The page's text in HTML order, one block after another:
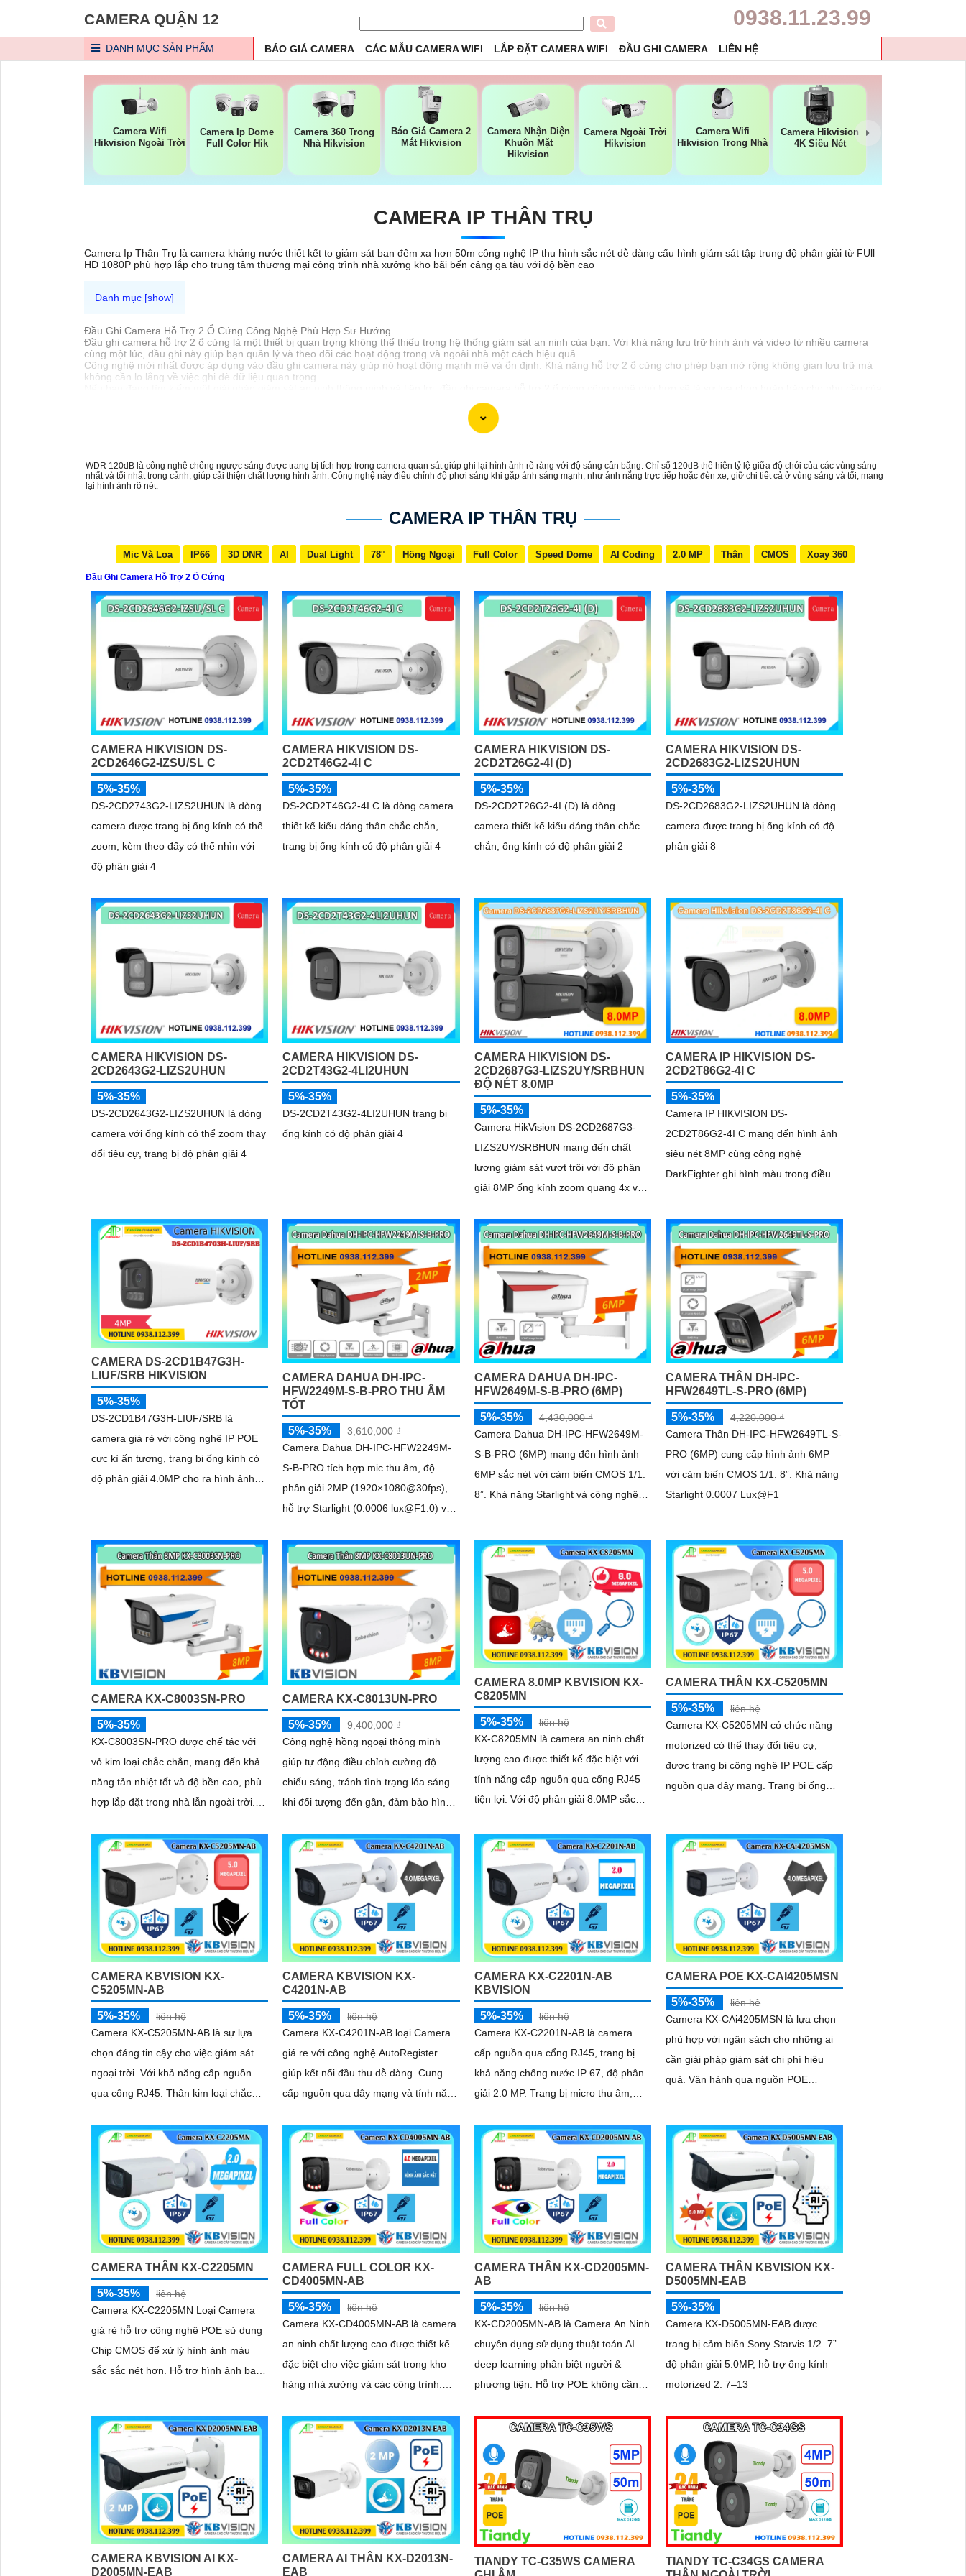
CAMERA QUẬN 12 0938.11.23.99
DANH MỤC SẢN PHẨM BÁO GIÁ CAMERA CÁC MẪU CAMERA WIFI LẮP ĐẶT CAMERA WIFI ĐẦU GHI CAMERA LIÊN HỆ
Camera Wifi
Hikvision Ngoài Trời
Camera Ip Dome
Full Color Hik
Camera 360 Trong
Nhà Hikvision
Báo Giá Camera 2
Mắt Hikvision
Camera Nhận Diện
Khuôn Mặt
Hikvision
Camera Ngoài Trời
Hikvision
Camera Wifi
Hikvision Trong Nhà
Camera Hikvision
4K Siêu Nét
CAMERA IP THÂN TRỤ
Camera Ip Thân Trụ là camera kháng nước thiết kết to giám sát ban đêm xa hơn 50m công nghệ IP thu hình sắc nét dễ dàng cấu hình giám sát tập trung độ phân giải từ FUll
HD 1080P phù hợp lắp cho trung tâm thương mại công trình nhà xưởng kho bãi bến cảng ga tàu với độ bền cao
Đầu Ghi Camera Hỗ Trợ 2 Ổ Cứng Công Nghệ Phù Hợp Sư Hướng
Đầu ghi camera hỗ trợ 2 ổ cứng là một thiết bị quan trọng không thể thiếu trong hệ thống giám sát an ninh của bạn. Với khả năng lưu trữ hình ảnh và video từ nhiều camera
cùng một lúc, đầu ghi này giúp bạn quản lý và theo dõi các hoạt động trong và ngoài nhà một cách hiệu quả.
Công nghệ mới nhất được áp dụng vào đầu ghi camera này giúp nó hoạt động mạnh mẽ và ổn định. Khả năng hỗ trợ 2 ổ cứng cho phép bạn mở rộng không gian lưu trữ mà
không cần lo lắng về việc ghi đè dữ liệu quan trọng.
WDR 120dB là công nghệ chống ngược sáng được trang bị tích hợp trong camera quan sát giúp ghi lại hình ảnh rõ ràng với độ sáng cân bằng. Chỉ số 120dB thể hiện tỷ lệ giữa độ chói của các vùng sáng
nhất và tối nhất trong cảnh, giúp cải thiện chất lượng hình ảnh. Công nghệ này điều chỉnh độ phơi sáng khi gặp ánh sáng mạnh, như ánh nắng trực tiếp hoặc đèn xe, giữ chi tiết cả ở vùng sáng và tối, mang
lại hình ảnh rõ nét.
CAMERA IP THÂN TRỤ
Mic Và Loa IP66 3D DNR AI Dual Light 78° Hồng Ngoại Full Color Speed Dome AI Coding 2.0 MP Thân CMOS Xoay 360
Đầu Ghi Camera Hỗ Trợ 2 Ổ Cứng
CAMERA HIKVISION DS-
2CD2646G2-IZSU/SL C
5%-35%
DS-2CD2743G2-LIZS2UHUN là dòng
camera được trang bị ống kính có thể
zoom, kèm theo đấy có thể nhìn với
độ phân giải 4
CAMERA HIKVISION DS-
2CD2T46G2-4I C
5%-35%
DS-2CD2T46G2-4I C là dòng camera
thiết kế kiểu dáng thân chắc chắn,
trang bị ống kính có độ phân giải 4
CAMERA HIKVISION DS-
2CD2T26G2-4I (D)
5%-35%
DS-2CD2T26G2-4I (D) là dòng
camera thiết kế kiểu dáng thân chắc
chắn, ống kính có độ phân giải 2
CAMERA HIKVISION DS-
2CD2683G2-LIZS2UHUN
5%-35%
DS-2CD2683G2-LIZS2UHUN là dòng
camera được trang bị ống kính có độ
phân giải 8
CAMERA HIKVISION DS-
2CD2643G2-LIZS2UHUN
5%-35%
DS-2CD2643G2-LIZS2UHUN là dòng
camera với ống kính có thể zoom thay
đổi tiêu cự, trang bị độ phân giải 4
CAMERA HIKVISION DS-
2CD2T43G2-4LI2UHUN
5%-35%
DS-2CD2T43G2-4LI2UHUN trang bị
ống kính có độ phân giải 4
CAMERA HIKVISION DS-
2CD2687G3-LIZS2UY/SRBHUN
ĐỘ NÉT 8.0MP
5%-35%
Camera HikVision DS-2CD2687G3-
LIZS2UY/SRBHUN mang đến chất
lượng giám sát vượt trội với độ phân
giải 8MP ống kính zoom quang 4x và
CAMERA IP HIKVISION DS-
2CD2T86G2-4I C
5%-35%
Camera IP HIKVISION DS-
2CD2T86G2-4I C mang đến hình ảnh
siêu nét 8MP cùng công nghệ
DarkFighter ghi hình màu trong điều
CAMERA DS-2CD1B47G3H-
LIUF/SRB HIKVISION
5%-35%
DS-2CD1B47G3H-LIUF/SRB là
camera giá rẻ với công nghệ IP POE
cực kì ấn tượng, trang bị ống kính có
độ phân giải 4.0MP cho ra hình ảnh
CAMERA DAHUA DH-IPC-
HFW2249M-S-B-PRO THU ÂM
TỐT
5%-35%
3,610,000 ₫
Camera Dahua DH-IPC-HFW2249M-
S-B-PRO tích hợp mic thu âm, độ
phân giải 2MP (1920×1080@30fps),
hỗ trợ Starlight (0.0006 lux@F1.0) và
CAMERA DAHUA DH-IPC-
HFW2649M-S-B-PRO (6MP)
5%-35%
4,430,000 ₫
Camera Dahua DH-IPC-HFW2649M-
S-B-PRO (6MP) mang đến hình ảnh
6MP sắc nét với cảm biến CMOS 1/1.
8”. Khả năng Starlight và công nghệ
CAMERA THÂN DH-IPC-
HFW2649TL-S-PRO (6MP)
5%-35%
4,220,000 ₫
Camera Thân DH-IPC-HFW2649TL-S-
PRO (6MP) cung cấp hình ảnh 6MP
với cảm biến CMOS 1/1. 8”. Khả năng
Starlight 0.0007 Lux@F1
CAMERA KX-C8003SN-PRO
5%-35%
KX-C8003SN-PRO được chế tác với
vỏ kim loại chắc chắn, mang đến khả
năng tản nhiệt tốt và độ bền cao, phù
hợp lắp đặt trong nhà lẫn ngoài trời.
tiết kiệm thời gian và chi phí cho người
CAMERA KX-C8013UN-PRO
5%-35%
9,400,000 ₫
Công nghệ hồng ngoại thông minh
giúp tự động điều chỉnh cường độ
chiếu sáng, tránh tình trạng lóa sáng
khi đối tượng đến gần, đảm bảo hình
đó, công nghệ giảm nhiễu 3DNR và
chống ngược sáng DWDR giúp
camera tái tạo màu sắc chính xác và
rõ ràng trong mọi điều kiện ánh sáng
phức tạp như ngược sáng mạnh hay
thiếu sáng
CAMERA 8.0MP KBVISION KX-
C8205MN
5%-35%
liên hệ
KX-C8205MN là camera an ninh chất
lượng cao được thiết kế đặc biệt với
tính năng cấp nguồn qua cổng RJ45
tiện lợi. Với độ phân giải 8.0MP sắc
CAMERA THÂN KX-C5205MN
5%-35%
liên hệ
Camera KX-C5205MN có chức năng
motorized có thể thay đổi tiêu cự,
được trang bị công nghệ IP POE cấp
nguồn qua dây mạng. Trang bị ống
CAMERA KBVISION KX-
C5205MN-AB
5%-35%
liên hệ
Camera KX-C5205MN-AB là sự lựa
chọn đáng tin cậy cho việc giám sát
ngoại trời. Với khả năng cấp nguồn
qua cổng RJ45. Thân kim loại chắc
Với độ phân giải 5
CAMERA KBVISION KX-
C4201N-AB
5%-35%
liên hệ
Camera KX-C4201N-AB loại Camera
giá re với công nghệ AutoRegister
giúp kết nối đầu thu dễ dàng. Cung
cấp nguồn qua dây mạng và tính năng
nhanh chóng
CAMERA KX-C2201N-AB
KBVISION
5%-35%
liên hệ
Camera KX-C2201N-AB là camera
cấp nguồn qua cổng RJ45, trang bị
khả năng chống nước IP 67, độ phân
giải 2.0 MP. Trang bị micro thu âm,
CAMERA POE KX-CAI4205MSN
5%-35%
liên hệ
Camera KX-CAi4205MSN là lựa chọn
phù hợp với ngân sách cho những ai
cần giải pháp giám sát chi phí hiệu
quả. Vận hành qua nguồn POE
CAMERA THÂN KX-C2205MN
5%-35%
liên hệ
Camera KX-C2205MN Loại Camera
giá rẻ hỗ trợ công nghệ POE sử dụng
Chip CMOS để xử lý hình ảnh màu
sắc sắc nét hơn. Hỗ trợ hình ảnh ban
CAMERA FULL COLOR KX-
CD4005MN-AB
5%-35%
liên hệ
Camera KX-CD4005MN-AB là camera
an ninh chất lượng cao được thiết kế
đặc biệt cho việc giám sát trong kho
hàng nhà xưởng và các công trình.
động giả camera có độ phân giải Ultra
CAMERA THÂN KX-CD2005MN-
AB
5%-35%
liên hệ
KX-CD2005MN-AB là Camera An Ninh
chuyên dụng sử dụng thuật toán AI
deep learning phân biệt người &
phương tiện. Hỗ trợ POE không cần
CAMERA THÂN KBVISION KX-
D5005MN-EAB
5%-35%
Camera KX-D5005MN-EAB được
trang bị cảm biến Sony Starvis 1/2. 7”
độ phân giải 5.0MP, hỗ trợ ống kính
motorized 2. 7–13
CAMERA KBVISION AI KX-
D2005MN-EAB
CAMERA AI THÂN KX-D2013N-
EAB
TIANDY TC-C35WS CAMERA
TIANDY TC-C34GS CAMERA